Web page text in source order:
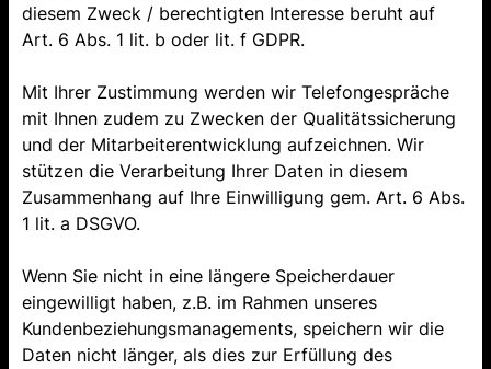
diesem Zweck / berechtigten Interesse beruht auf
Art. 6 Abs. 1 lit. b oder lit. f GDPR.
Mit Ihrer Zustimmung werden wir Telefongespräche
mit Ihnen zudem zu Zwecken der Qualitätssicherung
und der Mitarbeiterentwicklung aufzeichnen. Wir
stützen die Verarbeitung Ihrer Daten in diesem
Zusammenhang auf Ihre Einwilligung gem. Art. 6 Abs.
1 lit. a DSGVO.
Wenn Sie nicht in eine längere Speicherdauer
eingewilligt haben, z.B. im Rahmen unseres
Kundenbeziehungsmanagements, speichern wir die
Daten nicht länger, als dies zur Erfüllung des